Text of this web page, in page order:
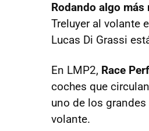
Rodando algo
Treluyer al volante
Lucas Di Grassi
En LMP2, Race
coches que
uno de los
volante.